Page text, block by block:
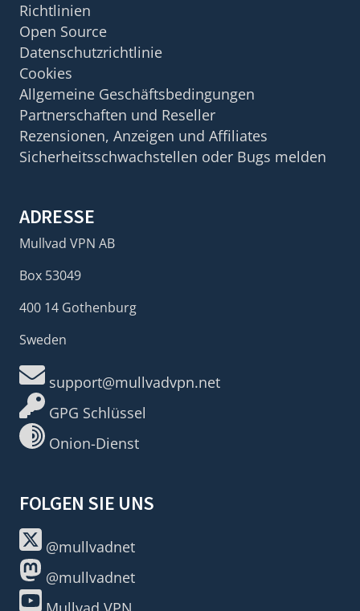
Richtlinien
Open Source
Datenschutzrichtlinie
Cookies
Allgemeine Geschäftsbedingungen
Partnerschaften und Reseller
Rezensionen, Anzeigen und Affiliates
Sicherheitsschwachstellen oder Bugs melden
ADRESSE
Mullvad VPN AB
Box 53049
400 14 Gothenburg
Sweden
support@mullvadvpn.net
GPG Schlüssel
Onion-Dienst
FOLGEN SIE UNS
@mullvadnet
@mullvadnet